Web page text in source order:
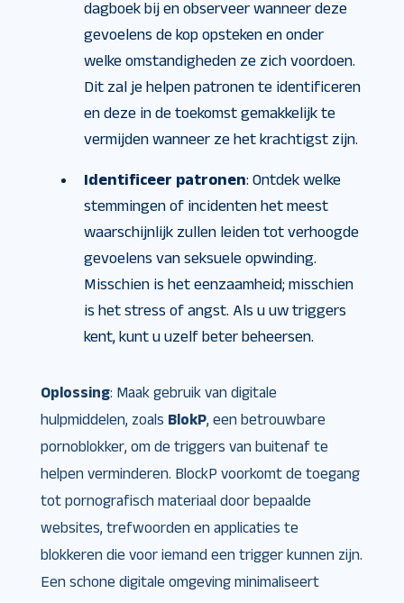
dagboek bij en observeer wanneer deze
gevoelens de kop opsteken en onder
welke omstandigheden ze zich voordoen.
Dit zal je helpen patronen te identificeren
en deze in de toekomst gemakkelijk te
vermijden wanneer ze het krachtigst zijn.
Identificeer patronen: Ontdek welke
stemmingen of incidenten het meest
waarschijnlijk zullen leiden tot verhoogde
gevoelens van seksuele opwinding.
Misschien is het eenzaamheid; misschien
is het stress of angst. Als u uw triggers
kent, kunt u uzelf beter beheersen.
Oplossing: Maak gebruik van digitale
hulpmiddelen, zoals BlokP, een betrouwbare
pornoblokker, om de triggers van buitenaf te
helpen verminderen. BlockP voorkomt de toegang
tot pornografisch materiaal door bepaalde
websites, trefwoorden en applicaties te
blokkeren die voor iemand een trigger kunnen zijn.
Een schone digitale omgeving minimaliseert